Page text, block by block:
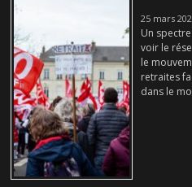
25 mars
Un
voir le
le
retraites
dans le